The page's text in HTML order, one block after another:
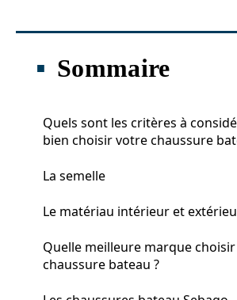
Sommaire
Quels sont les critères à
bien choisir votre chaussure
La semelle
Le matériau intérieur et
Quelle meilleure marque
chaussure bateau ?